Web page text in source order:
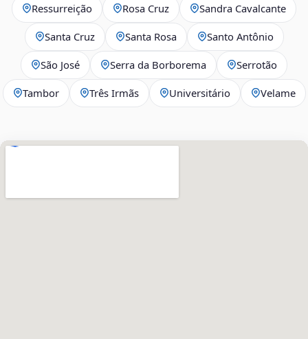
Ressurreição Rosa Cruz Sandra Cavalcante
Santa Cruz Santa Rosa Santo Antônio
São José Serra da Borborema Serrotão
Tambor Três Irmãs Universitário Velame